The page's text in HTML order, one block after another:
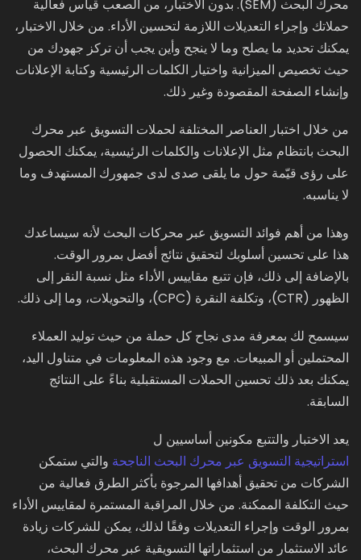
محرك البحث (SEM). بدون الاختبار، من الصعب قياس فعالية
حملاتك وإجراء التعديلات اللازمة لتحسين الأداء. من خلال الاختبار،
يمكنك تحديد ما يصلح وما لا ينجح وأين يجب أن تركز جهودك من
حيث تخصيص الميزانية واختيار الكلمات الرئيسية وكتابة الإعلانات
وإنشاء الصفحة المقصودة وغير ذلك.
من خلال اختبار العناصر المختلفة لحملات التسويق عبر محرك
البحث بانتظام مثل الإعلانات والكلمات الرئيسية، يمكنك الحصول
على رؤى قيّمة حول ما يلقى صدى لدى جمهورك المستهدف وما
لا يناسبه.
وهذا من أهم فوائد التسويق عبر محركات البحث لأنه سيساعدك
هذا على تحسين أسلوبك لتحقيق نتائج أفضل بمرور الوقت.
بالإضافة إلى ذلك، فإن تتبع مقاييس الأداء مثل نسبة النقر إلى
الظهور (CTR)، وتكلفة النقرة (CPC)، والتحويلات، وما إلى ذلك.
سيسمح لك بمعرفة مدى نجاح كل حملة من حيث توليد العملاء
المحتملين أو المبيعات. مع وجود هذه المعلومات في متناول اليد،
يمكنك بعد ذلك تحسين الحملات المستقبلية بناءً على النتائج
السابقة.
يعد الاختبار والتتبع مكونين أساسيين ل
استراتيجية التسويق عبر محرك البحث الناجحة والتي ستمكن
الشركات من تحقيق أهدافها المرجوة بأكثر الطرق فعالية من
حيث التكلفة الممكنة. من خلال المراقبة المستمرة لمقاييس الأداء
بمرور الوقت وإجراء التعديلات وفقًا لذلك، يمكن للشركات زيادة
عائد الاستثمار من استثماراتها التسويقية عبر محرك البحث،